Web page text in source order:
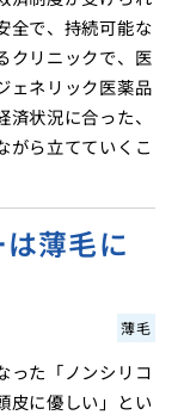
全で、持続可能な
クリニックで、医
ェネリック医薬品
状況に合った、
がら立てていくこ
薄毛に
薄毛
った「ノンシリコ
皮に優しい」とい